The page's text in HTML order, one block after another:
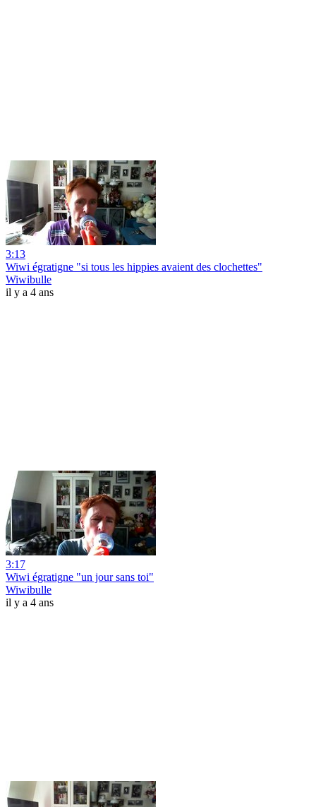
3:13
Wiwi égratigne "si tous les hippies avaient des clochettes"
Wiwibulle
il y a 4 ans
3:17
Wiwi égratigne "un jour sans toi"
Wiwibulle
il y a 4 ans